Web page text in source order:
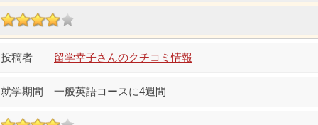
留学幸子さんのクチコミ情報
一般英語コースに4週間